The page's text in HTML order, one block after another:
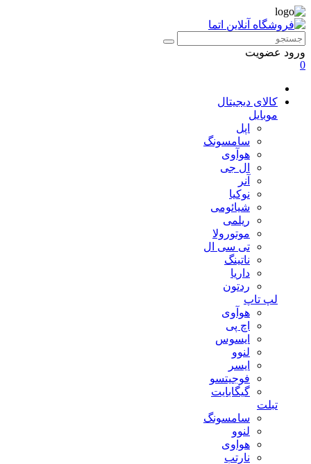
ورود عضویت
0
کالای دیجیتال
موبایل
اپل
سامسونگ
هوآوی
ال جی
آنر
نوکیا
شیائومی
ریلمی
موتورولا
تی سی ال
ناتینگ
داریا
ردتون
لپ تاپ
هوآوی
اچ پی
ایسوس
لنوو
ایسر
فوجیتسو
گیگابایت
تبلت
سامسونگ
لنوو
هواوی
نارتب